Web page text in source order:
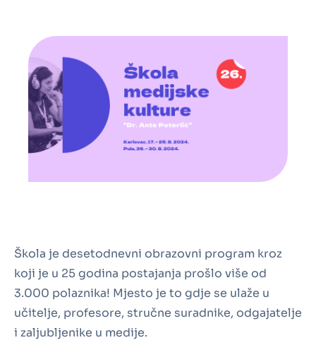
Škola je desetodnevni obrazovni program kroz
koji je u 25 godina postajanja prošlo više od
3.000 polaznika! Mjesto je to gdje se ulaže u
učitelje, profesore, stručne suradnike, odgajatelje
i zaljubljenike u medije.